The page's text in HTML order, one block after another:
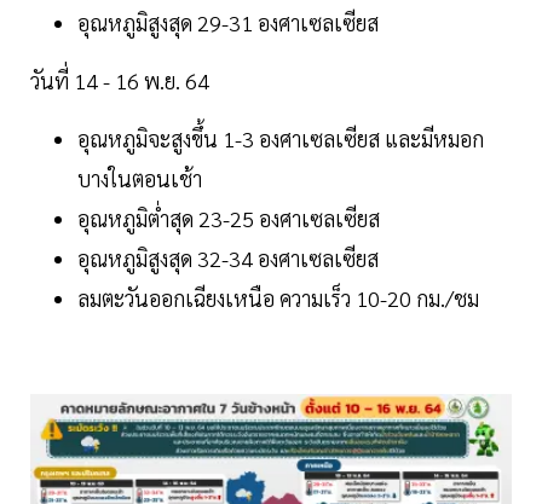
อุณหภูมิสูงสุด 29-31 องศาเซลเซียส
วันที่ 14 - 16 พ.ย. 64
อุณหภูมิจะสูงขึ้น 1-3 องศาเซลเซียส และมีหมอก
บางในตอนเช้า
อุณหภูมิต่ำสุด 23-25 องศาเซลเซียส
อุณหภูมิสูงสุด 32-34 องศาเซลเซียส
ลมตะวันออกเฉียงเหนือ ความเร็ว 10-20 กม./ชม